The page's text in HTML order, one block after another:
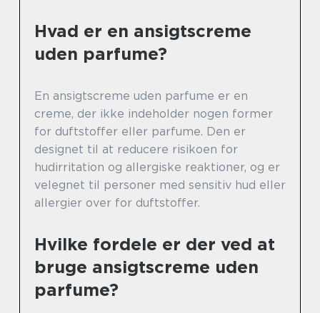
Hvad er en ansigtscreme
uden parfume?
En ansigtscreme uden parfume er en
creme, der ikke indeholder nogen former
for duftstoffer eller parfume. Den er
designet til at reducere risikoen for
hudirritation og allergiske reaktioner, og er
velegnet til personer med sensitiv hud eller
allergier over for duftstoffer.
Hvilke fordele er der ved at
bruge ansigtscreme uden
parfume?